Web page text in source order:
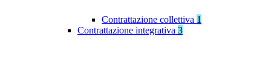
Contrattazione collettiva 1
Contrattazione integrativa 3